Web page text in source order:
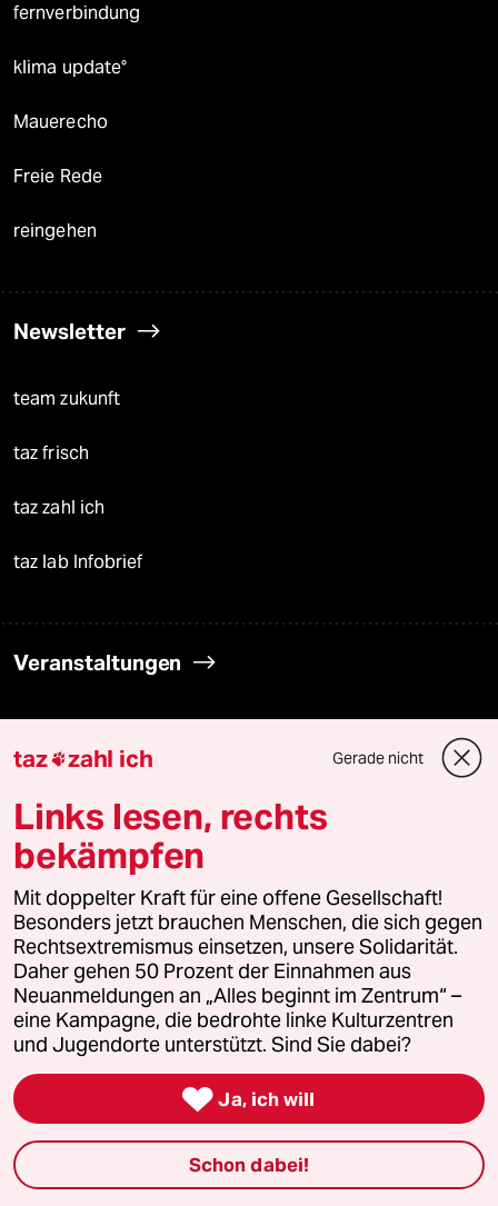
fernverbindung
klima update°
Mauerecho
Freie Rede
reingehen
Newsletter
team zukunft
taz frisch
taz zahl ich
taz lab Infobrief
Veranstaltungen
Live im Stream
Vergangene
taz lab 2027
Mehr taz Lesestoff
taz Blogs
taz FUTURZWEI
taz zahl ich Gerade nicht
Links lesen, rechts
bekämpfen
Mit doppelter Kraft für eine offene Gesellschaft!
Besonders jetzt brauchen Menschen, die sich gegen
Rechtsextremismus einsetzen, unsere Solidarität.
Daher gehen 50 Prozent der Einnahmen aus
Neuanmeldungen an „Alles beginnt im Zentrum“ –
eine Kampagne, die bedrohte linke Kulturzentren
und Jugendorte unterstützt. Sind Sie dabei?
 Ja, ich will
Schon dabei!